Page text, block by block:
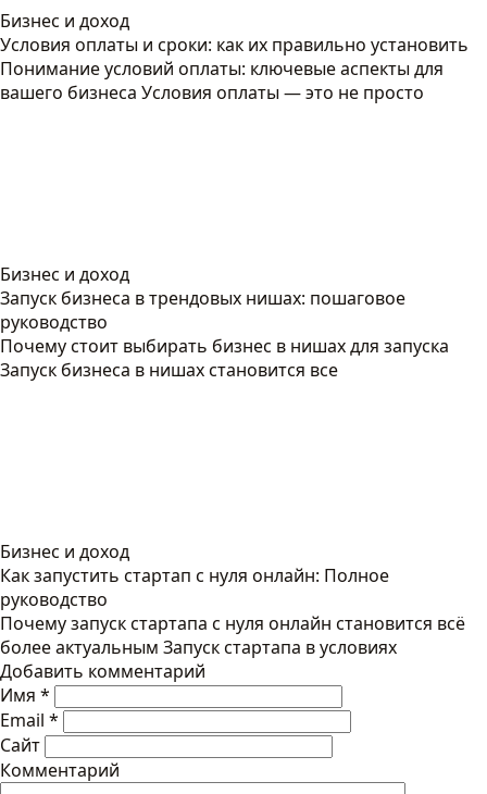
Бизнес и доход
Условия оплаты и сроки: как их правильно установить
Понимание условий оплаты: ключевые аспекты для
вашего бизнеса Условия оплаты — это не просто
Бизнес и доход
Запуск бизнеса в трендовых нишах: пошаговое
руководство
Почему стоит выбирать бизнес в нишах для запуска
Запуск бизнеса в нишах становится все
Бизнес и доход
Как запустить стартап с нуля онлайн: Полное
руководство
Почему запуск стартапа с нуля онлайн становится всё
более актуальным Запуск стартапа в условиях
Добавить комментарий
Имя *
Email *
Сайт
Комментарий